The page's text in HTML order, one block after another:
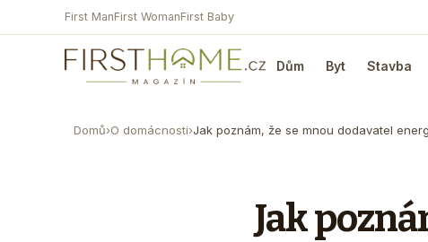
First ManFirst WomanFirst Baby
Dům Byt Stavba
Domů›O domácnosti›Jak poznám, že se mnou dodavatel
Jak